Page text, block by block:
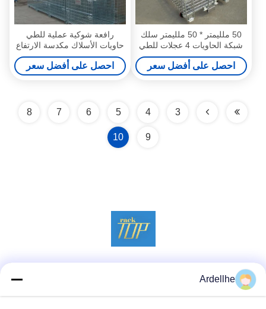
50 ملليمتر * 50 ملليمتر سلك
شبكة الحاويات 4 عجلات للطي
سلك الحاويات مع سحب
احصل على أفضل سعر
رافعة شوكية عملية للطي
حاويات الأسلاك مكدسة الارتفاع
تحت 4 متر
احصل على أفضل سعر
3
4
5
6
7
8
9
10
Ardellhe